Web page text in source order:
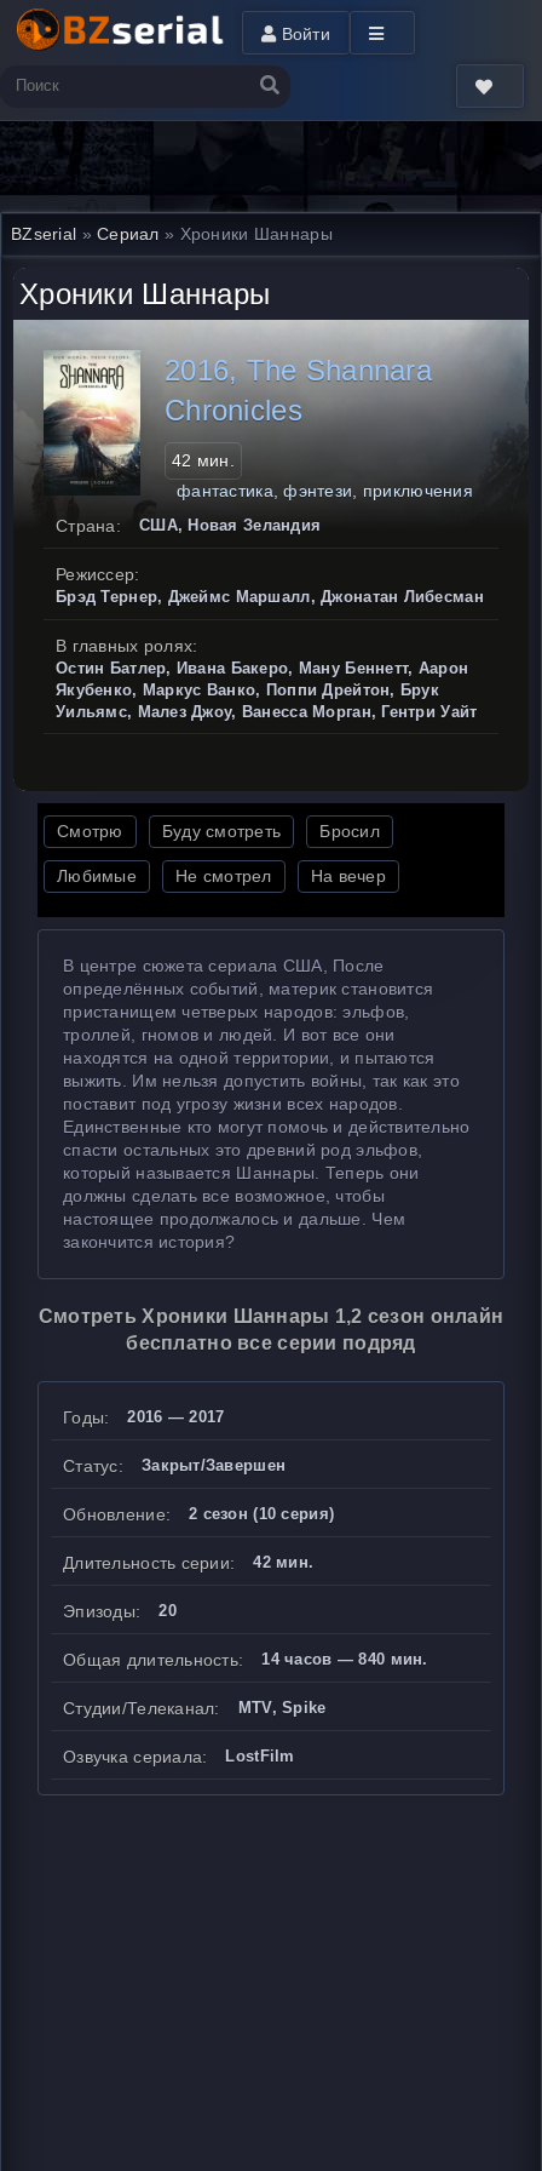
Войти
BZserial »Сериал » Хроники Шаннары
Хроники Шаннары
2016, The Shannara
Chronicles
42 мин.
фантастика, фэнтези, приключения
Страна:
США, Новая Зеландия
Режиссер:
Брэд Тернер, Джеймс Маршалл, Джонатан Либесман
В главных ролях:
Остин Батлер, Ивана Бакеро, Ману Беннетт, Аарон
Якубенко, Маркус Ванко, Поппи Дрейтон, Брук
Уильямс, Малез Джоу, Ванесса Морган, Гентри Уайт
Смотрю Буду смотреть Бросил
Любимые Не смотрел На вечер
В центре сюжета сериала США, После
определённых событий, материк становится
пристанищем четверых народов: эльфов,
троллей, гномов и людей. И вот все они
находятся на одной территории, и пытаются
выжить. Им нельзя допустить войны, так как это
поставит под угрозу жизни всех народов.
Единственные кто могут помочь и действительно
спасти остальных это древний род эльфов,
который называется Шаннары. Теперь они
должны сделать все возможное, чтобы
настоящее продолжалось и дальше. Чем
закончится история?
Смотреть Хроники Шаннары 1,2 сезон онлайн
бесплатно все серии подряд
Годы: 2016 — 2017
Статус: Закрыт/Завершен
Обновление: 2 сезон (10 серия)
Длительность серии: 42 мин.
Эпизоды: 20
Общая длительность: 14 часов — 840 мин.
Студии/Телеканал: MTV, Spike
Озвучка сериала: LostFilm